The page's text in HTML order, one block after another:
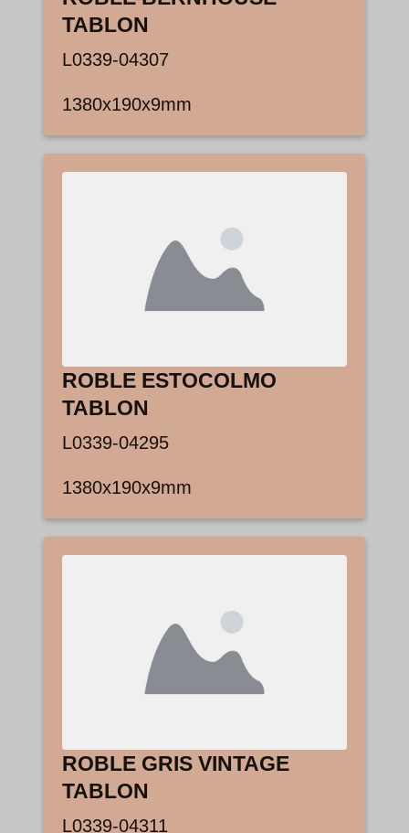
TABLON
L0339-04307
1380x190x9mm
ROBLE ESTOCOLMO
TABLON
L0339-04295
1380x190x9mm
ROBLE GRIS VINTAGE
TABLON
L0339-04311